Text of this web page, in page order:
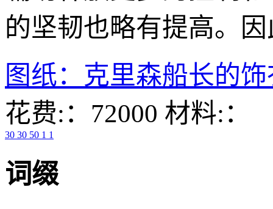
的坚韧也略有提高。
图纸：克里森船长的
花费:：72000 材料:：
30 30 50 1 1
词缀